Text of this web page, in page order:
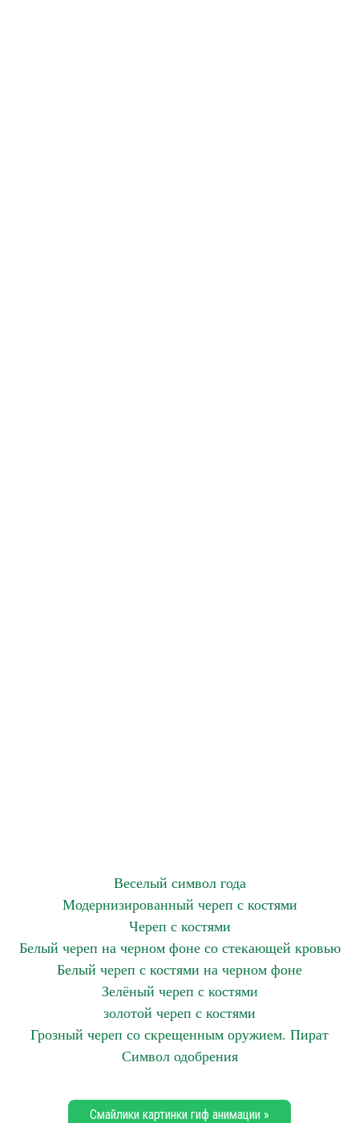
Веселый символ года
Модернизированный череп с костями
Череп с костями
Белый череп на черном фоне со стекающей кровью
Белый череп с костями на черном фоне
Зелёный череп с костями
золотой череп с костями
Грозный череп со скрещенным оружием. Пират
Символ одобрения
Смайлики картинки гиф анимации »